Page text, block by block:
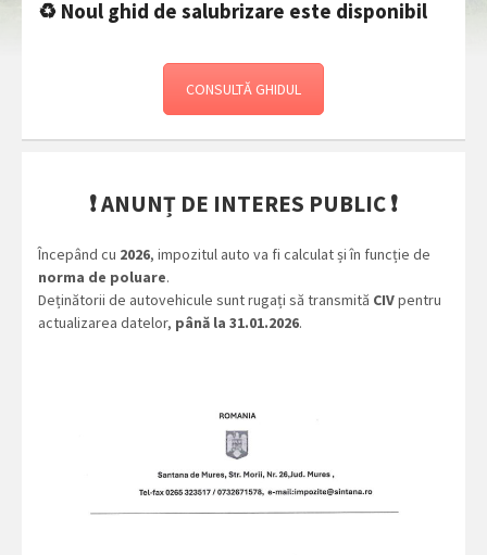
♻️ Noul ghid de salubrizare este disponibil
CONSULTĂ GHIDUL
❗ANUNȚ DE INTERES PUBLIC❗
Începând cu 2026, impozitul auto va fi calculat și în funcție de
norma de poluare.
Deținătorii de autovehicule sunt rugați să transmită CIVpentru
actualizarea datelor, până la 31.01.2026.